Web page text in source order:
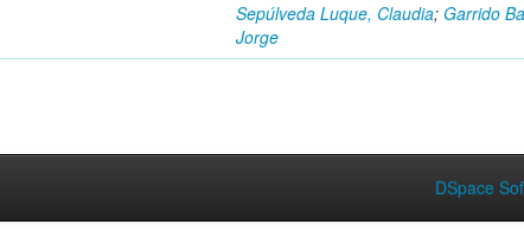
Sepúlveda Luque, Claudia; Garrido
Jorge
DSpace